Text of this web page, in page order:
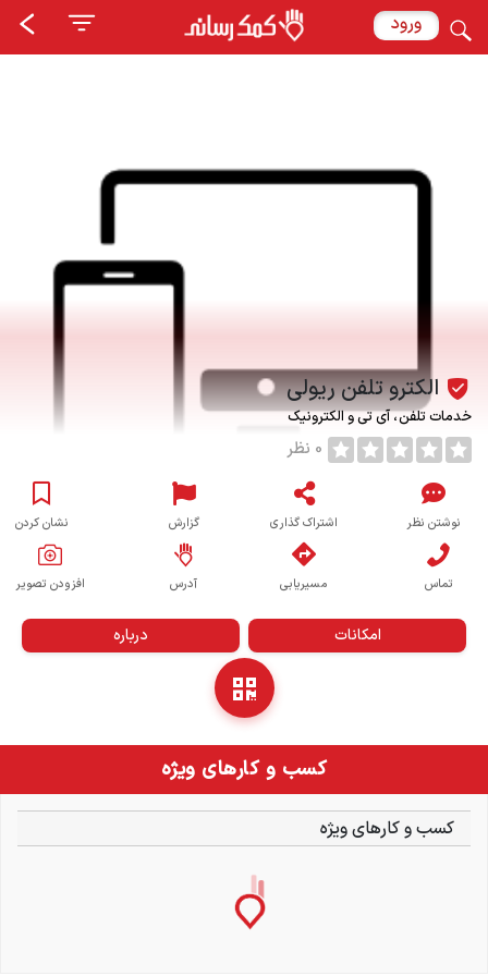
ورود
الکترو تلفن ریولی
خدمات تلفن آی تی و الکترونیک
0 نظر
نوشتن نظر اشتراک گذاری گزارش نشان کردن
تماس مسیریابی آدرس افزودن تصویر
امکانات درباره
کسب و کارهای ویژه
کسب و کارهای ویژه